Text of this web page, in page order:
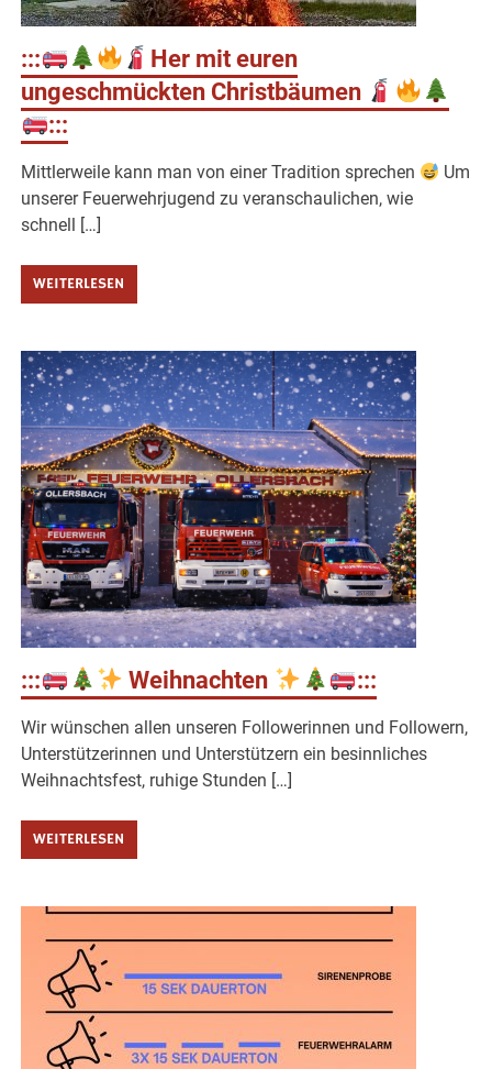
:::
Her mit euren
ungeschmückten Christbäumen
:::
Mittlerweile kann man von einer Tradition sprechen
Um
unserer Feuerwehrjugend zu veranschaulichen, wie
schnell […]
WEITERLESEN
::: Weihnachten :::
Wir wünschen allen unseren Followerinnen und Followern,
Unterstützerinnen und Unterstützern ein besinnliches
Weihnachtsfest, ruhige Stunden […]
WEITERLESEN